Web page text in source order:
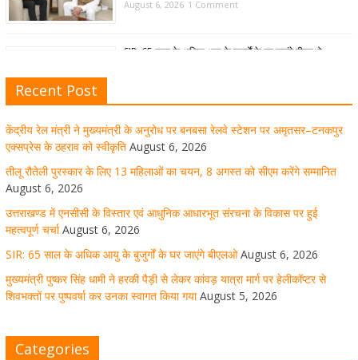
August 6, 2026 1 Comment
SIR: 65 साल के अधिक आयु के बुजुर्गों के घर जाएंगे बीएलओ
मुख्यमंत्री पुष्कर सिंह धामी ने हरकी पैड़ी से लेकर कांवड़ यात्रा मार्ग
पर हेलीकॉप्टर से शिवभक्तों पर पुष्पवर्षा कर उनका स्वागत किया गया
धर्मनगरी हरिद्वार में कांवड़ यात्रा के दौरान मंगलवार को आस्था, सेवा
और संस्कृति का अद्भुत संगम देखने को मिला
Recent Post
केंद्रीय रेल मंत्री ने मुख्यमंत्री के अनुरोध पर बनबसा रेलवे स्टेशन पर अमृतसर–टनकपुर
एक्सप्रेस के ठहराव को स्वीकृति August 6, 2026
तीलू रौतेली पुरस्कार के लिए 13 महिलाओं का चयन, 8 अगस्त को सीएम करेंगे सम्मानित
August 6, 2026
उत्तराखण्ड में एनसीसी के विस्तार एवं आधुनिक आधारभूत संरचना के विकास पर हुई
महत्वपूर्ण चर्चा August 6, 2026
SIR: 65 साल के अधिक आयु के बुजुर्गों के घर जाएंगे बीएलओ August 6, 2026
मुख्यमंत्री पुष्कर सिंह धामी ने हरकी पैड़ी से लेकर कांवड़ यात्रा मार्ग पर हेलीकॉप्टर से
शिवभक्तों पर पुष्पवर्षा कर उनका स्वागत किया गया August 5, 2026
Categories